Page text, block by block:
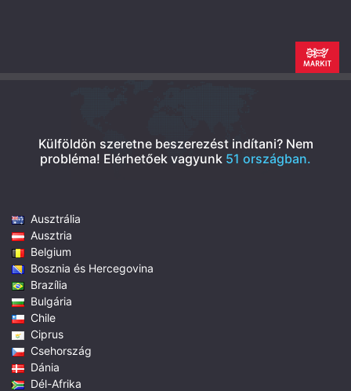
Külföldön szeretne beszerezést indítani? Nem
probléma! Elérhetőek vagyunk 51 országban.
Ausztrália
Ausztria
Belgium
Bosznia és Hercegovina
Brazília
Bulgária
Chile
Ciprus
Csehország
Dánia
Dél-Afrika